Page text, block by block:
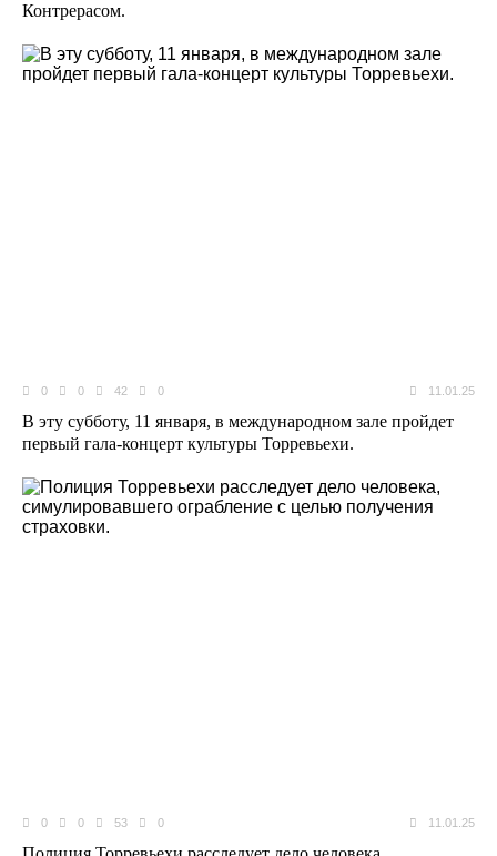
Контрерасом.
0 0 42 0 11.01.25
В эту субботу, 11 января, в международном зале пройдет
первый гала-концерт культуры Торревьехи.
0 0 53 0 11.01.25